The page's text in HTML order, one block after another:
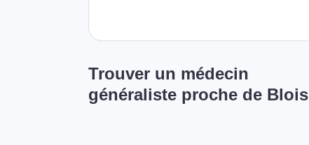
Trouver un médecin
généraliste proche de Blois